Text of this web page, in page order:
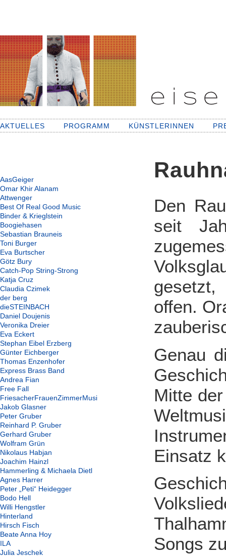
AKTUELLES PROGRAMM KÜNSTLERINNEN
AasGeiger
Omar Khir Alanam
Attwenger
Best Of Real Good Music
Binder & Krieglstein
Boogiehasen
Sebastian Brauneis
Toni Burger
Eva Burtscher
Götz Bury
Catch-Pop String-Strong
Katja Cruz
Claudia Czimek
der berg
dieSTEINBACH
Daniel Doujenis
Veronika Dreier
Eva Eckert
Stephan Eibel Erzberg
Günter Eichberger
Thomas Enzenhofer
Express Brass Band
Andrea Fian
Free Fall
FriesacherFrauenZimmerMusi
Jakob Glasner
Peter Gruber
Reinhard P. Gruber
Gerhard Gruber
Wolfram Grün
Nikolaus Habjan
Joachim Hainzl
Hammerling & Michaela Dietl
Agnes Harrer
Peter „Peti“ Heidegger
Bodo Hell
Willi Hengstler
Hinterland
Hirsch Fisch
Beate Anna Hoy
ILA
Julia Jeschek
Den
seit
offen.
Genau
Mitte
Einsatz
Songs